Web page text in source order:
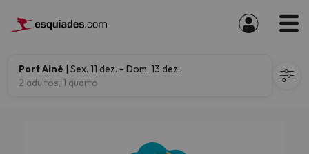
Port Ainé | Sex. 11 dez. - Dom. 13 dez.
2 adultos, 1 quarto